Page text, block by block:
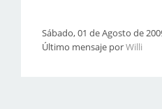
Sábado, 01 de Agosto de
Último mensaje porWilli